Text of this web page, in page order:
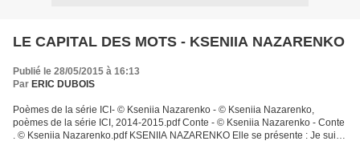
LE CAPITAL DES MOTS - KSENIIA NAZARENKO
Publié le 28/05/2015 à 16:13
Par ERIC DUBOIS
Poèmes de la série ICI- © Kseniia Nazarenko - © Kseniia Nazarenko,
poèmes de la série ICI, 2014-2015.pdf Conte - © Kseniia Nazarenko - Conte